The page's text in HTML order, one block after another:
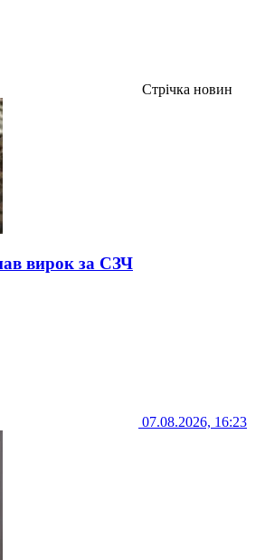
Стрічка новин
вирок за СЗЧ
07.08.2026, 16:23